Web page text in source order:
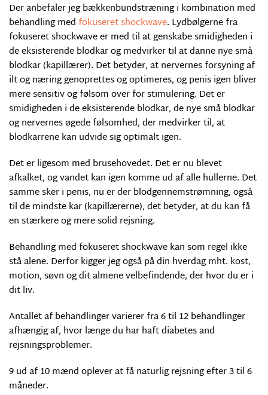
Der anbefaler jeg bækkenbundstræning i kombination med
behandling med fokuseret shockwave. Lydbølgerne fra
fokuseret shockwave er med til at genskabe smidigheden i
de eksisterende blodkar og medvirker til at danne nye små
blodkar (kapillærer). Det betyder, at nervernes forsyning af
ilt og næring genoprettes og optimeres, og penis igen bliver
mere sensitiv og følsom over for stimulering. Det er
smidigheden i de eksisterende blodkar, de nye små blodkar
og nervernes øgede følsomhed, der medvirker til, at
blodkarrene kan udvide sig optimalt igen.
Det er ligesom med brusehovedet. Det er nu blevet
afkalket, og vandet kan igen komme ud af alle hullerne. Det
samme sker i penis, nu er der blodgennemstrømning, også
til de mindste kar (kapillærerne), det betyder, at du kan få
en stærkere og mere solid rejsning.
Behandling med fokuseret shockwave kan som regel ikke
stå alene. Derfor kigger jeg også på din hverdag mht. kost,
motion, søvn og dit almene velbefindende, der hvor du er i
dit liv.
Antallet af behandlinger varierer fra 6 til 12 behandlinger
afhængig af, hvor længe du har haft diabetes and
rejsningsproblemer.
9 ud af 10 mænd oplever at få naturlig rejsning efter 3 til 6
måneder.